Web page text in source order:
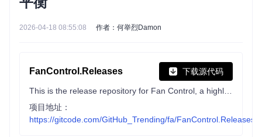
2026-04-18 08:55:08 作者：何举烈Damon
FanControl.Releases 下载源代码
项目地址：
https://gitcode.com/GitHub_Trending/fa/FanControl.Releases